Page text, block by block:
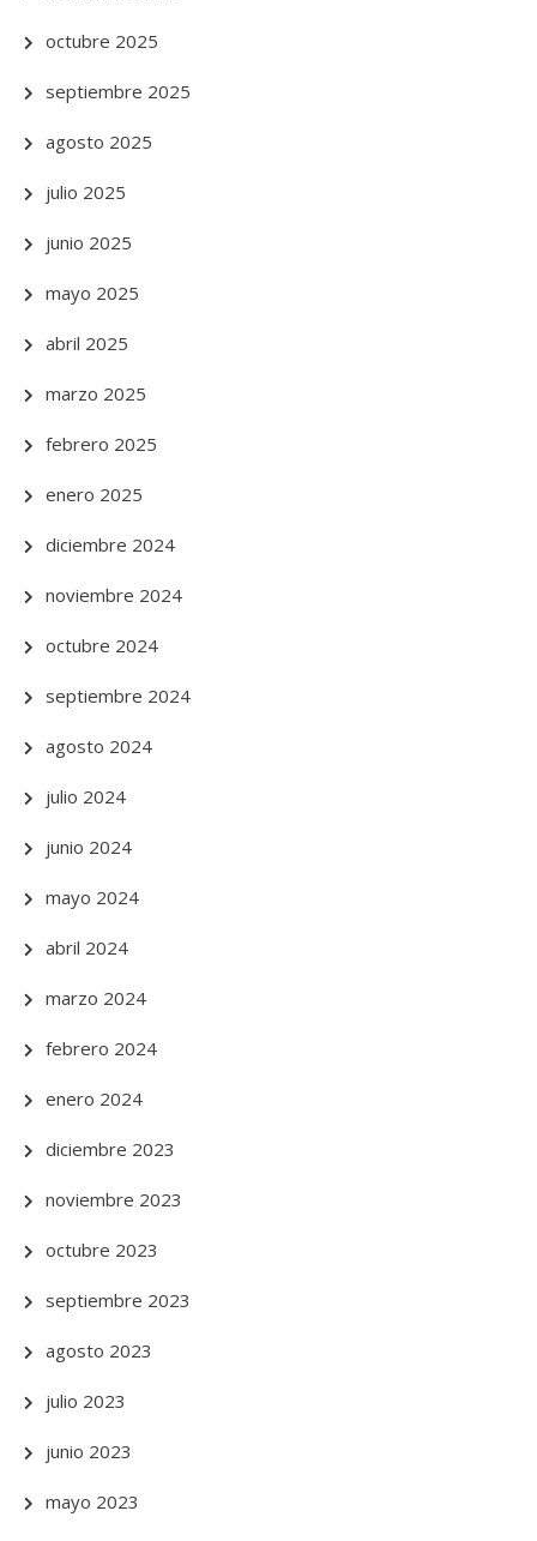
octubre 2025
septiembre 2025
agosto 2025
julio 2025
junio 2025
mayo 2025
abril 2025
marzo 2025
febrero 2025
enero 2025
diciembre 2024
noviembre 2024
octubre 2024
septiembre 2024
agosto 2024
julio 2024
junio 2024
mayo 2024
abril 2024
marzo 2024
febrero 2024
enero 2024
diciembre 2023
noviembre 2023
octubre 2023
septiembre 2023
agosto 2023
julio 2023
junio 2023
mayo 2023